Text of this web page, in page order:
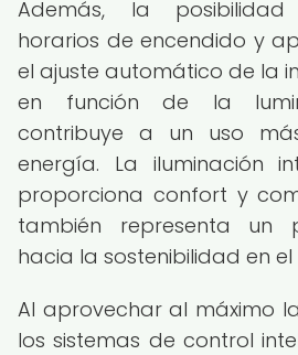
Además, la
horarios de encendido y
el ajuste automático de la
en función de la
contribuye a un uso
energía. La iluminación
proporciona confort y
también representa un
hacia la sostenibilidad en
Al aprovechar al máximo
los sistemas de control